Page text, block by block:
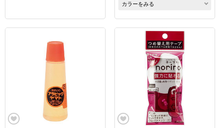
カラーをみる